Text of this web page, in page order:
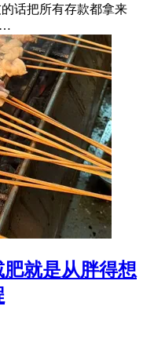
话把所有存款都拿来
…
就是从胖得想